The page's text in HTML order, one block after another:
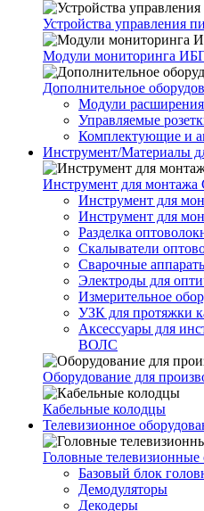
Устройства управления
Модули мониторинга
Дополнительное
Модули расширения
Управляемые
Комплектующие и
Инструмент/Материалы
Инструмент для
Инструмент для
Инструмент для
Разделка
Скалыватели
Сварочные
Электроды для
Измерительное
УЗК для протяжки
Аксессуары для
ВОЛС
Оборудование для
Кабельные колодцы
Телевизионное
Головные телевизионные
Базовый блок
Демодуляторы
Декодеры